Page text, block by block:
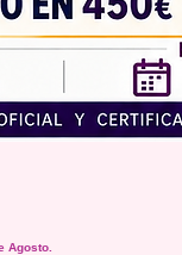
Agosto.